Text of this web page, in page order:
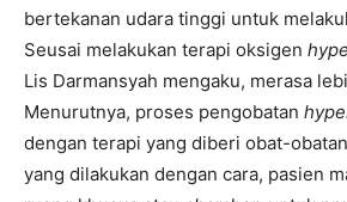
bertekanan udara tinggi untuk
Seusai melakukan terapi oksigen
Lis Darmansyah mengaku, merasa
Menurutnya, proses pengobatan
dengan terapi yang diberi obat-
yang dilakukan dengan cara, pasien